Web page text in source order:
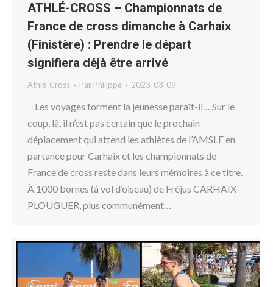
ATHLÉ-CROSS – Championnats de
France de cross dimanche à Carhaix
(Finistère) : Prendre le départ
signifiera déjà être arrivé
Athlé-Cross Par Philippe 2023-03-09
Les voyages forment la jeunesse paraît-il… Sur le
coup, là, il n’est pas certain que le prochain
déplacement qui attend les athlètes de l’AMSLF en
partance pour Carhaix et les championnats de
France de cross reste dans leurs mémoires à ce titre.
À 1000 bornes (à vol d’oiseau) de Fréjus CARHAIX-
PLOUGUER, plus communément…